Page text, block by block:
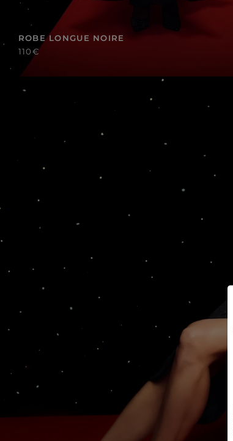
ROBE LONGUE NOIRE
110€